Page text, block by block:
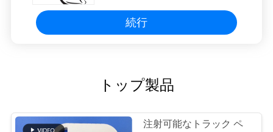
続行
トップ製品
注射可能なトラック ペ